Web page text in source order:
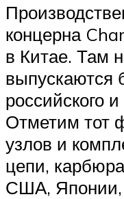
концерна
в Китае. Там
выпускаются
российского
Отметим тот
узлов и
цепи,
США, Японии,